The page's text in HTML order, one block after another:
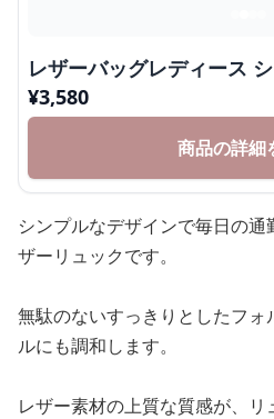
レザーバッグレディース
¥3,580
商品の詳細
シンプルなデザインで毎日の
ザーリュックです。
無駄のないすっきりとしたフォ
ルにも調和します。
レザー素材の上質な質感が、